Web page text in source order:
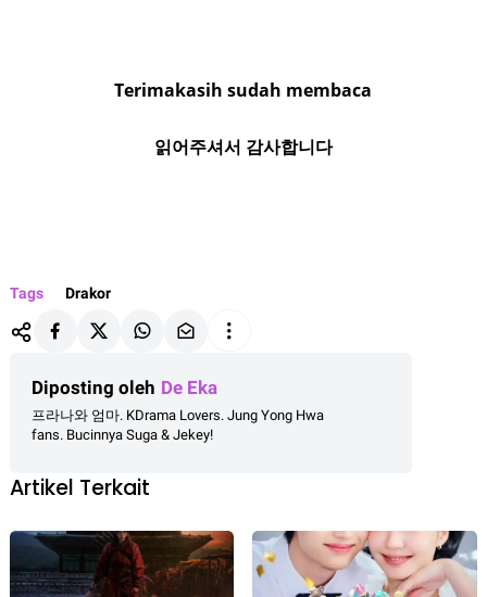
Terimakasih sudah membaca
읽어주셔서 감사합니다
Tags Drakor
Diposting oleh De Eka
프라나와 엄마. KDrama Lovers. Jung Yong Hwa
fans. Bucinnya Suga & Jekey!
Artikel Terkait